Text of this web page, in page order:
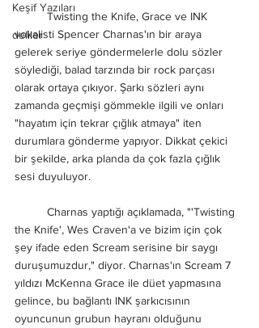
Keşif Yazıları
deliler
	Twisting the Knife, Grace ve INK
vokalisti Spencer Charnas'ın bir araya
gelerek seriye göndermelerle dolu sözler
söylediği, balad tarzında bir rock parçası
olarak ortaya çıkıyor. Şarkı sözleri aynı
zamanda geçmişi gömmekle ilgili ve onları
"hayatım için tekrar çığlık atmaya" iten
durumlara gönderme yapıyor. Dikkat çekici
bir şekilde, arka planda da çok fazla çığlık
sesi duyuluyor.
the Knife', Wes Craven'a ve bizim için çok
şey ifade eden Scream serisine bir saygı
duruşumuzdur," diyor. Charnas'ın Scream 7
yıldızı McKenna Grace ile düet yapmasına
gelince, bu bağlantı INK şarkıcısının
oyuncunun grubun hayranı olduğunu